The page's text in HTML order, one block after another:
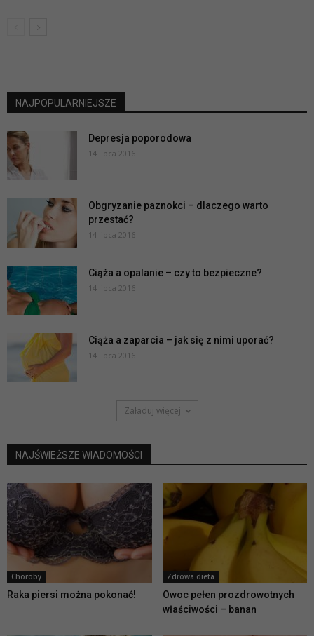
NAJPOPULARNIEJSZE
Depresja poporodowa
14 lipca 2016
Obgryzanie paznokci – dlaczego warto
przestać?
14 lipca 2016
Ciąża a opalanie – czy to bezpieczne?
14 lipca 2016
Ciąża a zaparcia – jak się z nimi uporać?
14 lipca 2016
Załaduj więcej
NAJŚWIEŻSZE WIADOMOŚCI
Choroby
Raka piersi można pokonać!
Zdrowa dieta
Owoc pełen prozdrowotnych
właściwości – banan